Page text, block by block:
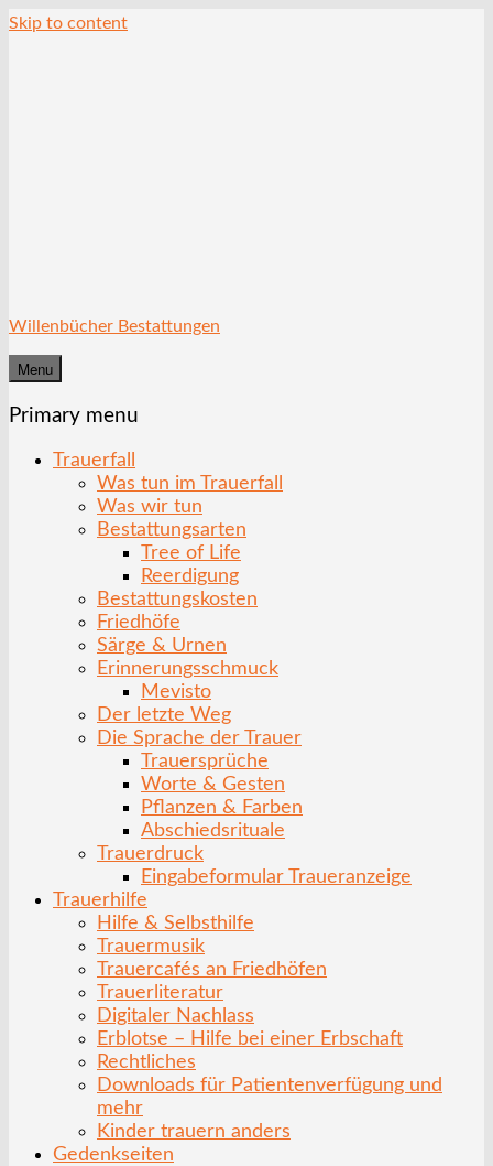
Skip to content
Willenbücher Bestattungen
Menu
Primary menu
Trauerfall
Was tun im Trauerfall
Was wir tun
Bestattungsarten
Tree of Life
Reerdigung
Bestattungskosten
Friedhöfe
Särge & Urnen
Erinnerungsschmuck
Mevisto
Der letzte Weg
Die Sprache der Trauer
Trauersprüche
Worte & Gesten
Pflanzen & Farben
Abschiedsrituale
Trauerdruck
Eingabeformular Traueranzeige
Trauerhilfe
Hilfe & Selbsthilfe
Trauermusik
Trauercafés an Friedhöfen
Trauerliteratur
Digitaler Nachlass
Erblotse – Hilfe bei einer Erbschaft
Rechtliches
Downloads für Patientenverfügung und
mehr
Kinder trauern anders
Gedenkseiten